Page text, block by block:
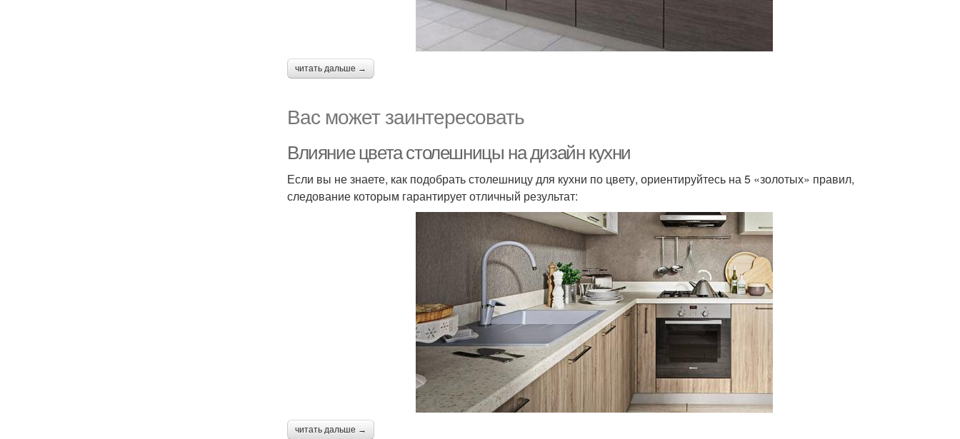
читать дальше →
Вас может заинтересовать
Влияние цвета столешницы на дизайн кухни
Если вы не знаете, как подобрать столешницу для кухни по цвету, ориентируйтесь на 5 «золотых» правил,
следование которым гарантирует отличный результат:
читать дальше →